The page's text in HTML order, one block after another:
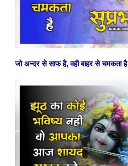
जो अन्दर से साफ है, वही बाहर से चमकता है